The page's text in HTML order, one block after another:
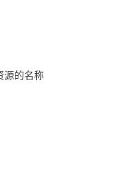
源的名称